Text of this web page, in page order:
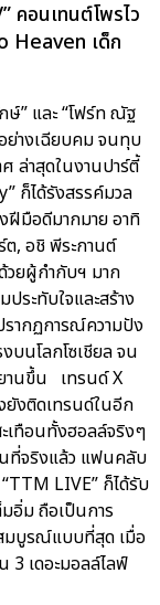
คอนเทนต์โพรไว
Heaven เด็ก
” และ “โฟร์ท ณัฐ
ย่างเฉียบคม จนทุบ
ล่าสุดในงานปาร์ตี้
ก็ได้รังสรรค์มวล
มือดีมากมาย อาทิ
, อชิ พีระกานต์
วยผู้กำกับฯ มาก
ระทับใจและสร้าง
ากฏการณ์ความปัง
บนโลกโซเชียล จน
านขึ้น เทรนด์ X
งติดเทรนด์ในอีก
เทือนทั้งฮอลล์จริงๆ
ที่จริงแล้ว แฟนคลับ
LIVE” ก็ได้รับ
อิ่ม ถือเป็นการ
มบูรณ์แบบที่สุด เมื่อ
3 เดอะมอลล์ไลฟ์